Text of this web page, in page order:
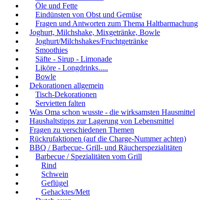
Öle und Fette
Eindünsten von Obst und Gemüse
Fragen und Antworten zum Thema Haltbarmachung
Joghurt, Milchshake, Mixgetränke, Bowle
Joghurt/Milchshakes/Fruchtgetränke
Smoothies
Säfte - Sirup - Limonade
Liköre - Longdrinks.....
Bowle
Dekorationen allgemein
Tisch-Dekorationen
Servietten falten
Was Oma schon wusste - die wirksamsten Hausmittel
Haushaltstipps zur Lagerung von Lebensmittel
Fragen zu verschiedenen Themen
Rückrufaktionen (auf die Charge-Nummer achten)
BBQ / Barbecue- Grill- und Räucherspezialitäten
Barbecue / Spezialitäten vom Grill
Rind
Schwein
Geflügel
Gehacktes/Mett